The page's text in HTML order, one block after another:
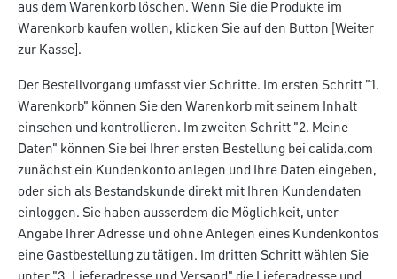
aus dem Warenkorb löschen. Wenn Sie die Produkte im
Warenkorb kaufen wollen, klicken Sie auf den Button [Weiter
zur Kasse].
Der Bestellvorgang umfasst vier Schritte. Im ersten Schritt "1.
Warenkorb" können Sie den Warenkorb mit seinem Inhalt
einsehen und kontrollieren. Im zweiten Schritt "2. Meine
Daten" können Sie bei Ihrer ersten Bestellung bei calida.com
zunächst ein Kundenkonto anlegen und Ihre Daten eingeben,
oder sich als Bestandskunde direkt mit Ihren Kundendaten
einloggen. Sie haben ausserdem die Möglichkeit, unter
Angabe Ihrer Adresse und ohne Anlegen eines Kundenkontos
eine Gastbestellung zu tätigen. Im dritten Schritt wählen Sie